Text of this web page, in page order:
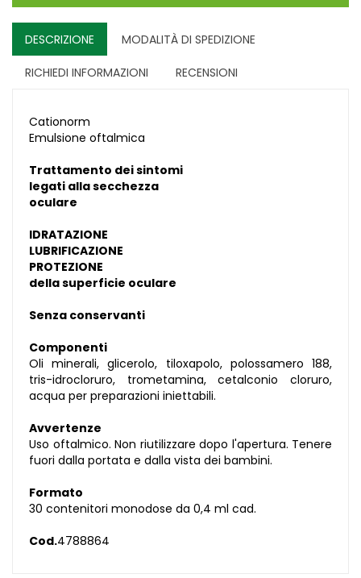
DESCRIZIONE MODALITÀ DI SPEDIZIONE
RICHIEDI INFORMAZIONI RECENSIONI
Cationorm
Emulsione oftalmica
Trattamento dei sintomi
legati alla secchezza
oculare
IDRATAZIONE
LUBRIFICAZIONE
PROTEZIONE
della superficie oculare
Senza conservanti
Componenti
Oli minerali, glicerolo, tiloxapolo, polossamero 188,
tris-idrocloruro, trometamina, cetalconio cloruro,
acqua per preparazioni iniettabili.
Avvertenze
Uso oftalmico. Non riutilizzare dopo l'apertura. Tenere
fuori dalla portata e dalla vista dei bambini.
Formato
30 contenitori monodose da 0,4 ml cad.
Cod.4788864